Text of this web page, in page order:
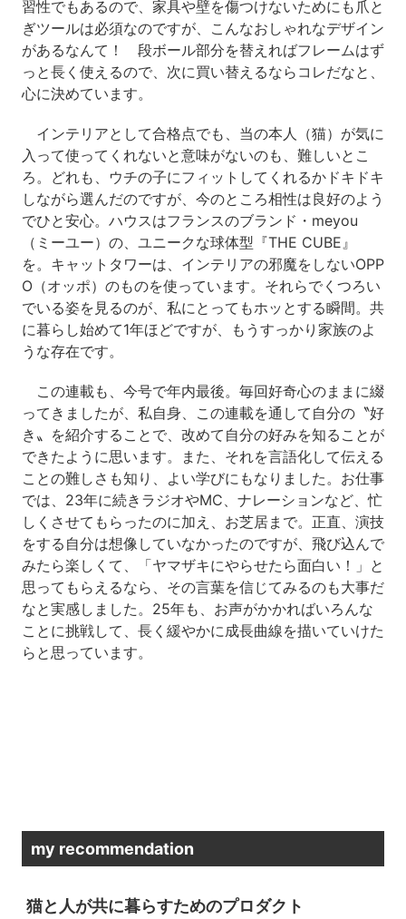
習性でもあるので、家具や壁を傷つけないためにも爪と
ぎツールは必須なのですが、こんなおしゃれなデザイン
があるなんて！ 段ボール部分を替えればフレームはず
っと長く使えるので、次に買い替えるならコレだなと、
心に決めています。
インテリアとして合格点でも、当の本人（猫）が気に
入って使ってくれないと意味がないのも、難しいとこ
ろ。どれも、ウチの子にフィットしてくれるかドキドキ
しながら選んだのですが、今のところ相性は良好のよう
でひと安心。ハウスはフランスのブランド・meyou
（ミーユー）の、ユニークな球体型『THE CUBE』
を。キャットタワーは、インテリアの邪魔をしないOPP
O（オッポ）のものを使っています。それらでくつろい
でいる姿を見るのが、私にとってもホッとする瞬間。共
に暮らし始めて1年ほどですが、もうすっかり家族のよ
うな存在です。
この連載も、今号で年内最後。毎回好奇心のままに綴
ってきましたが、私自身、この連載を通して自分の〝好
き〟を紹介することで、改めて自分の好みを知ることが
できたように思います。また、それを言語化して伝える
ことの難しさも知り、よい学びにもなりました。お仕事
では、23年に続きラジオやMC、ナレーションなど、忙
しくさせてもらったのに加え、お芝居まで。正直、演技
をする自分は想像していなかったのですが、飛び込んで
みたら楽しくて、「ヤマザキにやらせたら面白い！」と
思ってもらえるなら、その言葉を信じてみるのも大事だ
なと実感しました。25年も、お声がかかればいろんな
ことに挑戦して、長く緩やかに成長曲線を描いていけた
らと思っています。
my recommendation
猫と人が共に暮らすためのプロダクト